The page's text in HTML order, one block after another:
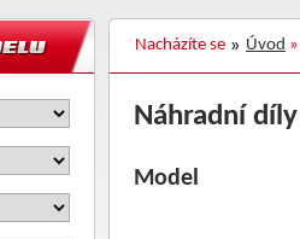
Nacházíte se Úvod
Náhradní
Model